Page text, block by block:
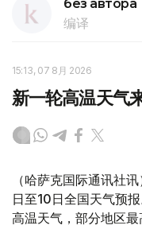
без автора
编译
15:13, 07 8月 2026
新一轮高温天气
（哈萨克国际通讯社
日至10日全国天气预
高温天气，部分地区